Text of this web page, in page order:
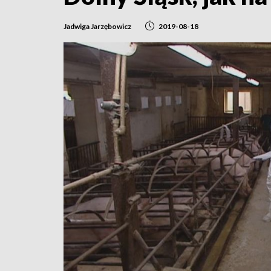
Jadwiga Jarzębowicz 2019-08-18